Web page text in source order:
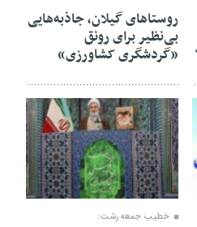
روستاهای گیلان، جاذبه‌هایی
بی‌نظیر برای رونق
«گردشگری کشاورزی»
۲۴ بهمن ۱۴۰۴
خطیب جمعه رشت: